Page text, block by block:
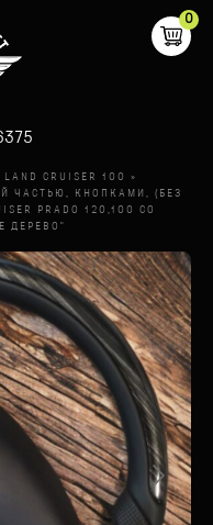
0
LAND CRUISER 100
»
ЧАСТЬЮ, КНОПКАМИ, (БЕЗ
PRADO 120,100 СО
ДЕРЕВО"